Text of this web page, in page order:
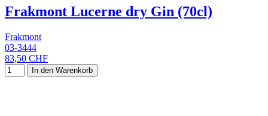
Frakmont Lucerne dry Gin (70cl)
Frakmont
03-3444
83,50 CHF
In den Warenkorb